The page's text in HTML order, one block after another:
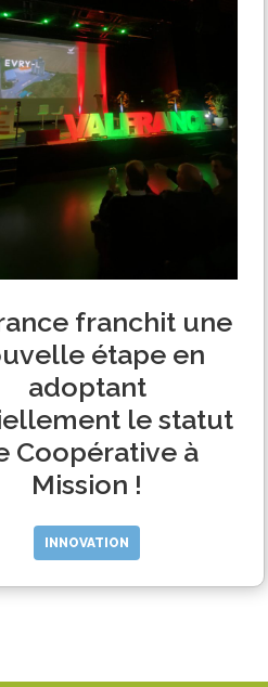
franchit une
étape en
adoptant
le statut
Coopérative à
Mission !
INNOVATION